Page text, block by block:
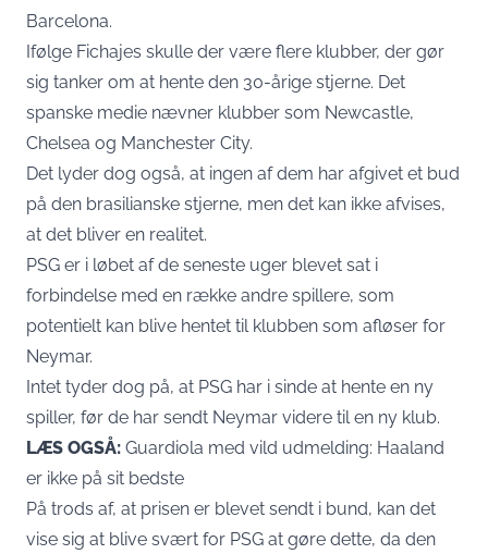
Barcelona.
Ifølge Fichajes skulle der være flere klubber, der gør
sig tanker om at hente den 30-årige stjerne. Det
spanske medie nævner klubber som Newcastle,
Chelsea og Manchester City.
Det lyder dog også, at ingen af dem har afgivet et bud
på den brasilianske stjerne, men det kan ikke afvises,
at det bliver en realitet.
PSG er i løbet af de seneste uger blevet sat i
forbindelse med en række andre spillere, som
potentielt kan blive hentet til klubben som afløser for
Neymar.
Intet tyder dog på, at PSG har i sinde at hente en ny
spiller, før de har sendt Neymar videre til en ny klub.
LÆS OGSÅ: Guardiola med vild udmelding: Haaland
er ikke på sit bedste
På trods af, at prisen er blevet sendt i bund, kan det
vise sig at blive svært for PSG at gøre dette, da den